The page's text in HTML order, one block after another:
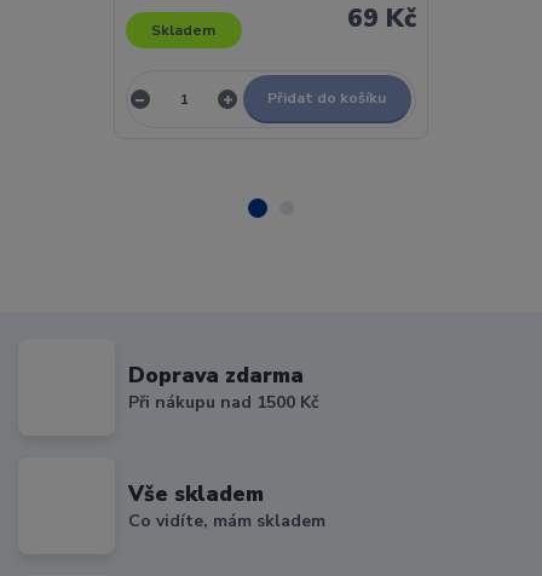
69 Kč
Skladem
Přidat do košíku
Doprava zdarma
Při nákupu nad 1500 Kč
Vše skladem
Co vidíte, mám skladem